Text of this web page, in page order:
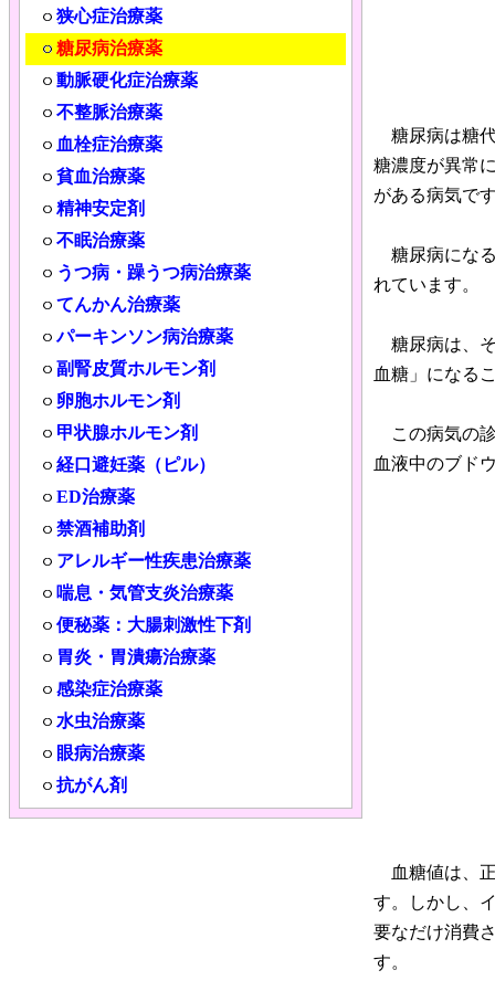
糖尿病は糖
糖濃度が異常
がある病気で
糖尿病にな
れています。
糖尿病は、
血糖」になる
この病気の
血液中のブド
血糖値は、
す。しかし、
要なだけ消費
す。
狭心症治療薬
糖尿病治療薬
動脈硬化症治療薬
不整脈治療薬
血栓症治療薬
貧血治療薬
精神安定剤
不眠治療薬
うつ病・躁うつ病治療薬
てんかん治療薬
パーキンソン病治療薬
副腎皮質ホルモン剤
卵胞ホルモン剤
甲状腺ホルモン剤
経口避妊薬（ピル）
ED治療薬
禁酒補助剤
アレルギー性疾患治療薬
喘息・気管支炎治療薬
便秘薬：大腸刺激性下剤
胃炎・胃潰瘍治療薬
感染症治療薬
水虫治療薬
眼病治療薬
抗がん剤